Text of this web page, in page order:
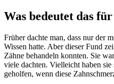
Was bedeutet das
Früher dachte man, dass nur der
Wissen hatte. Aber dieser Fund
Zähne behandeln konnten. Sie
viele dachten. Vielleicht haben
geholfen, wenn diese